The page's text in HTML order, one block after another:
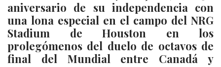
aniversario de su independencia con
una lona especial en el campo del NRG
Stadium de Houston en los
prolegómenos del duelo de octavos de
final del Mundial entre Canadá y